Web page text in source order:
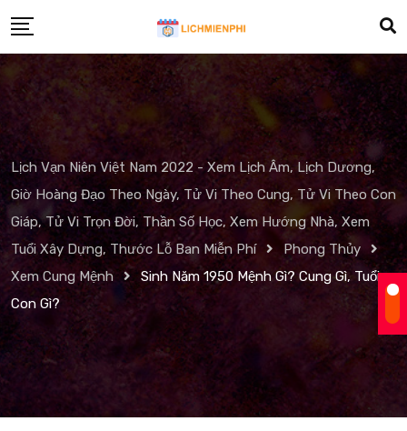
to
content
Lịch Vạn Niên Việt Nam 2022 - Xem Lịch Âm, Lịch Dương,
Giờ Hoàng Đạo Theo Ngày, Tử Vi Theo Cung, Tử Vi Theo Con
Giáp, Tử Vi Trọn Đời, Thần Số Học, Xem Hướng Nhà, Xem
Tuổi Xây Dựng, Thước Lỗ Ban Miễn Phí
Phong Thủy
Xem Cung Mệnh
Sinh Năm 1950 Mệnh Gì? Cung Gì, Tuổi
Con Gì?